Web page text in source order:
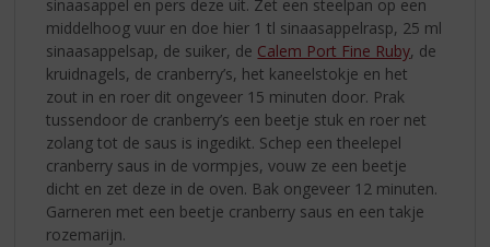
sinaasappel en pers deze uit. Zet een steelpan op een
middelhoog vuur en doe hier 1 tl sinaasappelrasp, 25 ml
sinaasappelsap, de suiker, de Calem Port Fine Ruby, de
kruidnagels, de cranberry’s, het kaneelstokje en het
zout in en roer dit ongeveer 15 minuten door. Prak
tussendoor de cranberry’s een beetje stuk en roer net
zolang tot de saus is ingedikt. Schep een theelepel
cranberry saus in de vormpjes, vouw ze een beetje
dicht en zet deze in de oven. Bak ongeveer 12 minuten.
Garneren met een beetje cranberry saus en een takje
rozemarijn.